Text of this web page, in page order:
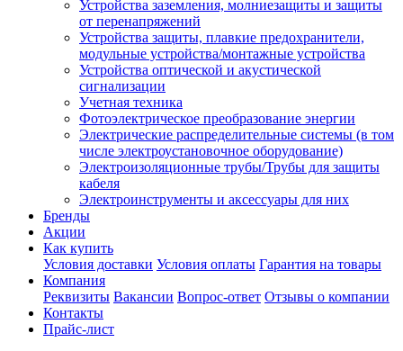
Устройства заземления, молниезащиты и защиты
от перенапряжений
Устройства защиты, плавкие предохранители,
модульные устройства/монтажные устройства
Устройства оптической и акустической
сигнализации
Учетная техника
Фотоэлектрическое преобразование энергии
Электрические распределительные системы (в том
числе электроустановочное оборудование)
Электроизоляционные трубы/Трубы для защиты
кабеля
Электроинструменты и аксессуары для них
Бренды
Акции
Как купить
Условия доставки Условия оплаты Гарантия на товары
Компания
Реквизиты Вакансии Вопрос-ответ Отзывы о компании
Контакты
Прайс-лист